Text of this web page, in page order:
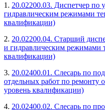
1. 20.02200.03. Диспетчер по
гидравлическим режимами
квалификации)
2. 20.02200.04. Старший
и гидравлическим режимами
квалификации)
3. 20.02400.01. Слесарь по
отдельных работ по ремонту
уровень квалификации)
4. 20.02400.02. Слесарь по